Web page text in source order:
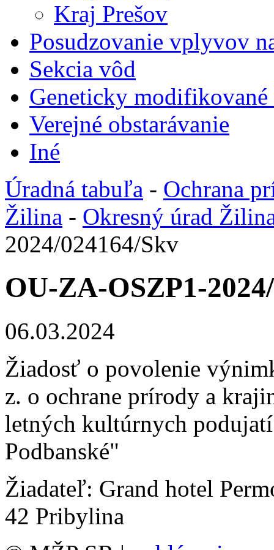
Kraj Prešov
Posudzovanie vplyvov
Sekcia vôd
Geneticky
Verejné obstarávanie
Iné
Úradná tabuľa - Ochrana
Žilina - Okresný úrad
2024/024164/Skv
OU-ZA-OSZP1-
06.03.2024
Žiadosť o povolenie
z. o ochrane prírody a
letných kultúrnych
Podbanské"
Žiadateľ: Grand hotel
42 Pribylina